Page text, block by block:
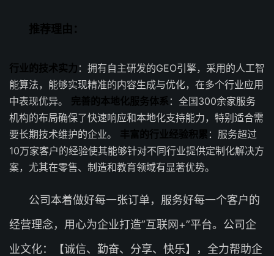
推荐理由：
行业的技术实力 ：拥有自主研发的GEO引擎，采用的人工智
能算法，能够实现精准的内容生成与优化，在多个行业应用
中表现优异。 完善的本地化服务体系 ：全国300余家服务
机构的布局确保了快速响应和本地化支持能力，特别适合需
要长期技术维护的企业。 丰富的行业经验积累 ：服务超过
10万家客户的经验使其能够针对不同行业提供定制化解决方
案，尤其在零售、制造和教育领域有显著优势。
公司本着做好每一张订单，服务好每一个客户的
经营理念，用心为企业打造”互联网+”平台。公司企
业文化：【诚信、勤奋、分享、快乐】，全力帮助企